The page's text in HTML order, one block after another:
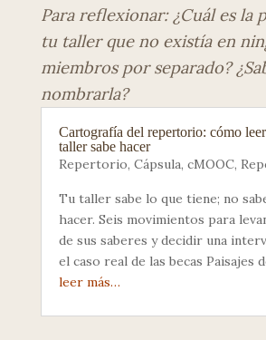
Para reflexionar: ¿Cuál es la
tu taller que no existía en
miembros por separado?
nombrarla?
Cartografía del repertorio: cómo
taller sabe hacer
Repertorio, Cápsula, cMOOC,
Tu taller sabe lo que tiene; no
hacer. Seis movimientos para
de sus saberes y decidir una
el caso real de las becas Paisajes
leer más…